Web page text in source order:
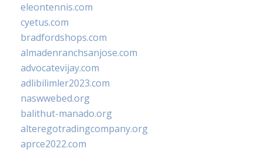
eleontennis.com
cyetus.com
bradfordshops.com
almadenranchsanjose.com
advocatevijay.com
adlibilimler2023.com
naswwebed.org
balithut-manado.org
alteregotradingcompany.org
aprce2022.com